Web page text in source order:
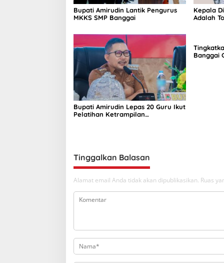
Bupati Amirudin Lantik Pengurus
MKKS SMP Banggai
Kepala
Adalah
Bupati Amirudin Lepas 20 Guru Ikut
Pelatihan Ketrampilan
Banggai
Tinggalkan Balasan
Alamat email Anda tidak akan dipublikasikan. Ruas